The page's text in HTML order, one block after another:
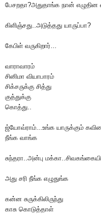
பேசறதா?அதுதாங்க நான்
கிளிஞ்சது..அடுத்தது யாருப்பா?
கேபிள் வருகிறார்...
வாராவாரம்
சினிமா வியாபாரம்
சிக்சருக்கு சித்து
குத்துக்கு
கொத்து..
ஜ்யோவ்ராம்...உங்க யாருக்கும்
நீங்க வாங்க
சுந்தரா..அன்பு
அது சரி நீங்க எழுதுங்க
கன்ன சுருக்கிலிருந்து
காசு கொடுத்தாள்